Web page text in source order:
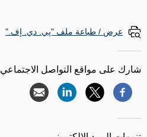
عرض / طباعة ملف "پي. دي. إف."
شارك على مواقع التواصل الاجتماعي